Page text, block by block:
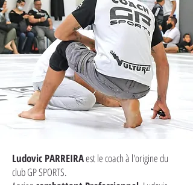
Ludovic PARREIRAest le coach à l'origine du
club GP SPORTS.